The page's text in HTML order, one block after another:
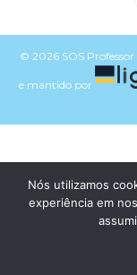
© 2026 SOS Professor
e mantido por
Nós utilizamos
experiência em